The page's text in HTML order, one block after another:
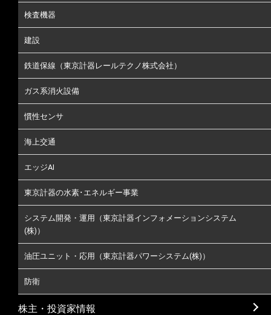
検査機器
建設
鉄道保線（東京計器レールテクノ株式会社）
ガス系消火設備
慣性センサ
海上交通
エッジAI
東京計器の水素･エネルギー事業
システム開発・運用（東京計器インフォメーションシステム
(株)）
油圧ユニット・応用（東京計器パワーシステム(株)）
防衛
株主・投資家情報